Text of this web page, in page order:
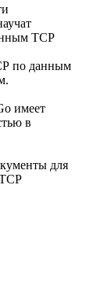
ТСР
по данным
имеет
в
для
ТСР